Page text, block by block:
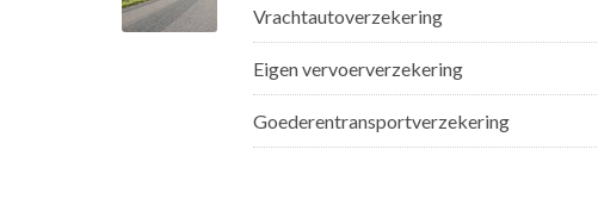
Vrachtautoverzekering
Eigen vervoerverzekering
Goederentransportverzekering